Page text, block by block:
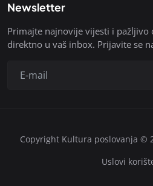
Newsletter
Primajte najnovije vijesti i pažljivo
direktno u vaš inbox. Prijavite se
Copyright Kultura poslovanja ©
Uslovi